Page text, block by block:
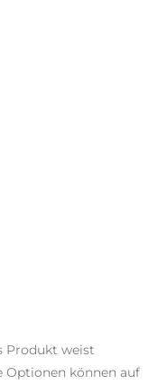
Produkt weist
Optionen können auf